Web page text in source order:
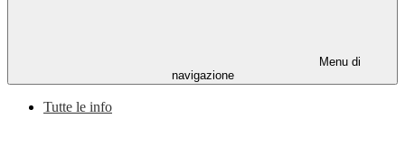
Menu di
navigazione
Tutte le info